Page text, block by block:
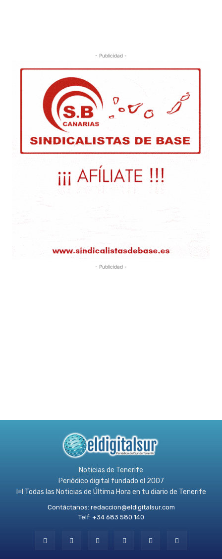
- Publicidad -
- Publicidad -
Noticias de Tenerife
Periódico digital fundado el 2007
l≡l Todas las Noticias de Última Hora en tu diario de Tenerife
Contáctanos: redaccion@eldigitalsur.com
Telf: +34 683 580 140